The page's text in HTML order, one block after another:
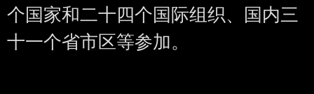
个国家和二十四个国际组织、国内三
十一个省市区等参加。